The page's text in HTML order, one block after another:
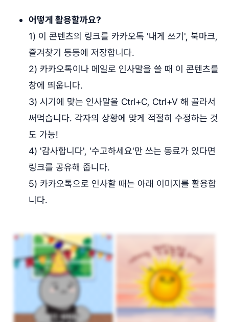
어떻게 활용할까요?
1) 이 콘텐츠의 링크를 카카오톡 '내게 쓰기', 북마크,
즐겨찾기 등등에 저장합니다.
2) 카카오톡이나 메일로 인사말을 쓸 때 이 콘텐츠를
창에 띄웁니다.
3) 시기에 맞는 인사말을 Ctrl+C, Ctrl+V 해 골라서
써먹습니다. 각자의 상황에 맞게 적절히 수정하는 것
도 가능!
4) '감사합니다', '수고하세요'만 쓰는 동료가 있다면
링크를 공유해 줍니다.
5) 카카오톡으로 인사할 때는 아래 이미지를 활용합
니다.